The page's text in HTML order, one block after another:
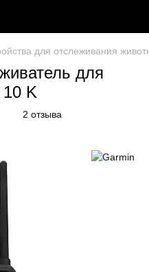
для отслеживания
для
K
2 отзыва